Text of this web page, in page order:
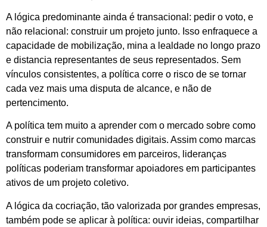
A lógica predominante ainda é transacional: pedir o voto, e
não relacional: construir um projeto junto. Isso enfraquece a
capacidade de mobilização, mina a lealdade no longo prazo
e distancia representantes de seus representados. Sem
vínculos consistentes, a política corre o risco de se tornar
cada vez mais uma disputa de alcance, e não de
pertencimento.
A política tem muito a aprender com o mercado sobre como
construir e nutrir comunidades digitais. Assim como marcas
transformam consumidores em parceiros, lideranças
políticas poderiam transformar apoiadores em participantes
ativos de um projeto coletivo.
A lógica da cocriação, tão valorizada por grandes empresas,
também pode se aplicar à política: ouvir ideias, compartilhar